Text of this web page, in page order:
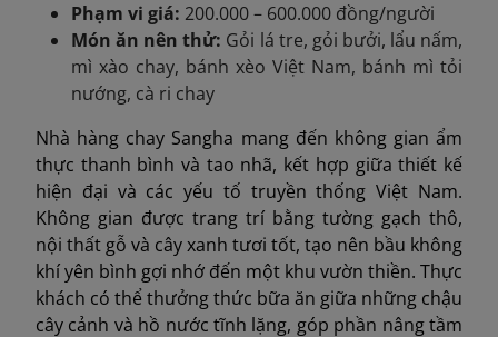
Phạm vi giá: 200.000 – 600.000 đồng/người
Món ăn nên thử: Gỏi lá tre, gỏi bưởi, lẩu nấm,
mì xào chay, bánh xèo Việt Nam, bánh mì tỏi
nướng, cà ri chay
Nhà hàng chay Sangha mang đến không gian ẩm
thực thanh bình và tao nhã, kết hợp giữa thiết kế
hiện đại và các yếu tố truyền thống Việt Nam.
Không gian được trang trí bằng tường gạch thô,
nội thất gỗ và cây xanh tươi tốt, tạo nên bầu không
khí yên bình gợi nhớ đến một khu vườn thiền. Thực
khách có thể thưởng thức bữa ăn giữa những chậu
cây cảnh và hồ nước tĩnh lặng, góp phần nâng tầm